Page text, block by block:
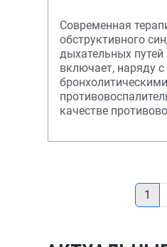
Современная
обструктивного
дыхательных
включает, наряду с
качестве
детей являются
1